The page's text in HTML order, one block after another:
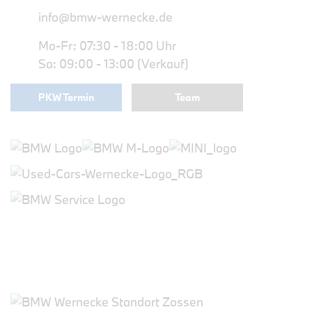
info@bmw-wernecke.de
Mo-Fr: 07:30 - 18:00 Uhr
Sa: 09:00 - 13:00 (Verkauf)
PKW Termin Team